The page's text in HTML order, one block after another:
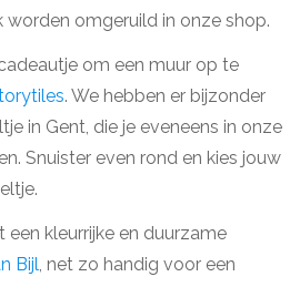
worden omgeruild in onze shop.
om een muur op te
. We hebben er bijzonder
in Gent, die je eveneens in onze
Snuister even rond en kies jouw
een kleurrijke en duurzame
Bijl, net zo handig voor een